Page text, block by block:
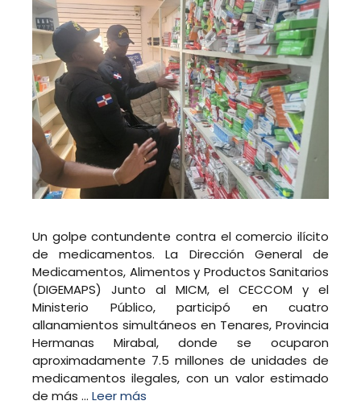
Un golpe contundente contra el comercio ilícito
de medicamentos. La Dirección General de
Medicamentos, Alimentos y Productos Sanitarios
(DIGEMAPS) Junto al MICM, el CECCOM y el
Ministerio Público, participó en cuatro
allanamientos simultáneos en Tenares, Provincia
Hermanas Mirabal, donde se ocuparon
aproximadamente 7.5 millones de unidades de
medicamentos ilegales, con un valor estimado
de más … Leer más